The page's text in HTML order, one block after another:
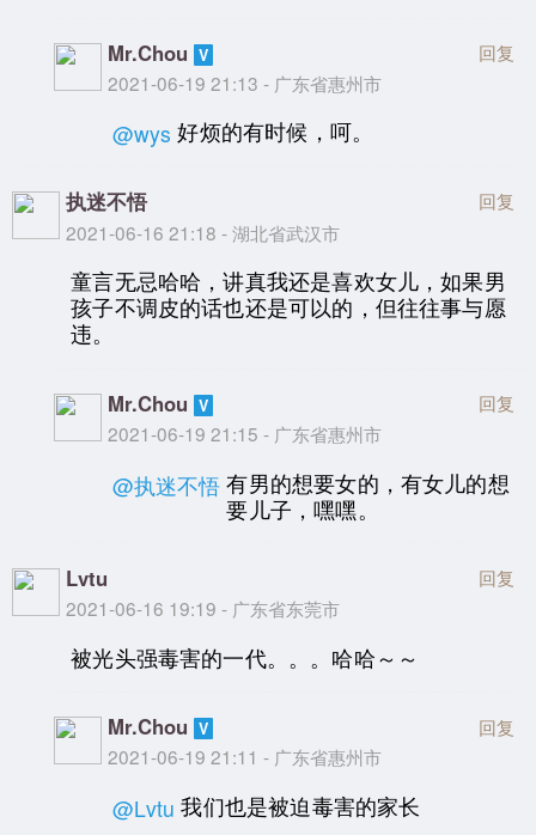
Mr.Chou
2021-06-19 21:13 - 广东省惠州市
回复
@wys 好烦的有时候，呵。
执迷不悟
2021-06-16 21:18 - 湖北省武汉市
回复
童言无忌哈哈，讲真我还是喜欢女儿，如果男
孩子不调皮的话也还是可以的，但往往事与愿
违。
Mr.Chou
2021-06-19 21:15 - 广东省惠州市
回复
@执迷不悟 有男的想要女的，有女儿的想
要儿子，嘿嘿。
Lvtu
2021-06-16 19:19 - 广东省东莞市
回复
被光头强毒害的一代。。。哈哈～～
Mr.Chou
2021-06-19 21:11 - 广东省惠州市
回复
@Lvtu 我们也是被迫毒害的家长